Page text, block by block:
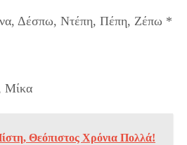
Δέσπω, Ντέπη, Πέπη, Ζέπω *
Μίκα
Θεόπιστος Χρόνια Πολλά!